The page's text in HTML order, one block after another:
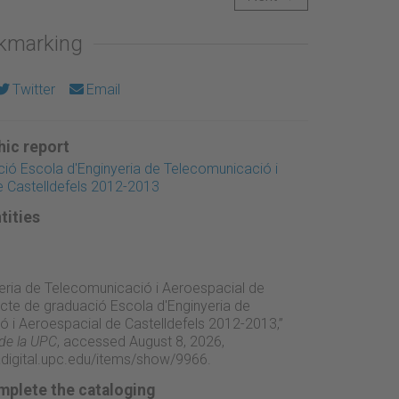
Twitter Email
report
Escola d'Enginyeria de Telecomunicació i
Castelldefels 2012-2013
de Telecomunicació i Aeroespacial de
de graduació Escola d'Enginyeria de
i Aeroespacial de Castelldefels 2012-2013,”
la UPC, accessed August 8, 2026,
items/show/9966
the cataloging